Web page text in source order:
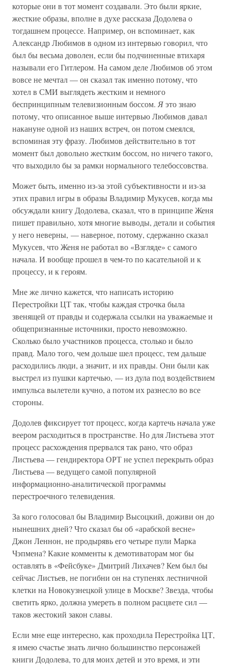
которые они в тот момент создавали. Это были яркие,
жесткие образы, вполне в духе рассказа Додолева о
тогдашнем процессе. Например, он вспоминает, как
Александр Любимов в одном из интервью говорил, что
был бы весьма доволен, если бы подчиненные втихаря
называли его Гитлером. На самом деле Любимов об этом
вовсе не мечтал — он сказал так именно потому, что
хотел в СМИ выглядеть жестким и немного
беспринципным телевизионным боссом. Яэто знаю
потому, что описанное выше интервью Любимов давал
накануне одной из наших встреч, он потом смеялся,
вспоминая эту фразу. Любимов действительно в тот
момент был довольно жестким боссом, но ничего такого,
что выходило бы за рамки нормального телебоссовства.
Может быть, именно из-за этой субъективности и из-за
этих правил игры в образы Владимир Мукусев, когда мы
обсуждали книгу Додолева, сказал, что в принципе Женя
пишет правильно, хотя многие выводы, детали и события
у него неверны, — наверное, потому, сдержанно сказал
Мукусев, что Женя не работал во «Взгляде» с самого
начала. И вообще прошел в чем-то по касательной и к
процессу, и к героям.
Мне же лично кажется, что написать историю
Перестройки ЦТ так, чтобы каждая строчка была
звенящей от правды и содержала ссылки на уважаемые и
общепризнанные источники, просто невозможно.
Сколько было участников процесса, столько и было
правд. Мало того, чем дольше шел процесс, тем дальше
расходились люди, а значит, и их правды. Они были как
выстрел из пушки картечью, — из дула под воздействием
импульса вылетели кучно, а потом их разнесло во все
стороны.
Додолев фиксирует тот процесс, когда картечь начала уже
веером расходиться в пространстве. Но для Листьева этот
процесс расхождения прервался так рано, что образ
Листьева — гендиректора ОРТ не успел перекрыть образ
Листьева — ведущего самой популярной
информационно-аналитической программы
перестроечного телевидения.
За кого голосовал бы Владимир Высоцкий, доживи он до
нынешних дней? Что сказал бы об «арабской весне»
Джон Леннон, не продырявь его четыре пули Марка
Чэпмена? Какие комменты к демотиваторам мог бы
оставлять в «Фейсбуке» Дмитрий Лихачев? Кем был бы
сейчас Листьев, не погибни он на ступенях лестничной
клетки на Новокузнецкой улице в Москве? Звезда, чтобы
светить ярко, должна умереть в полном расцвете сил —
таков жестокий закон славы.
Если мне еще интересно, как проходила Перестройка ЦТ,
я имею счастье знать лично большинство персонажей
книги Додолева, то для моих детей и это время, и эти